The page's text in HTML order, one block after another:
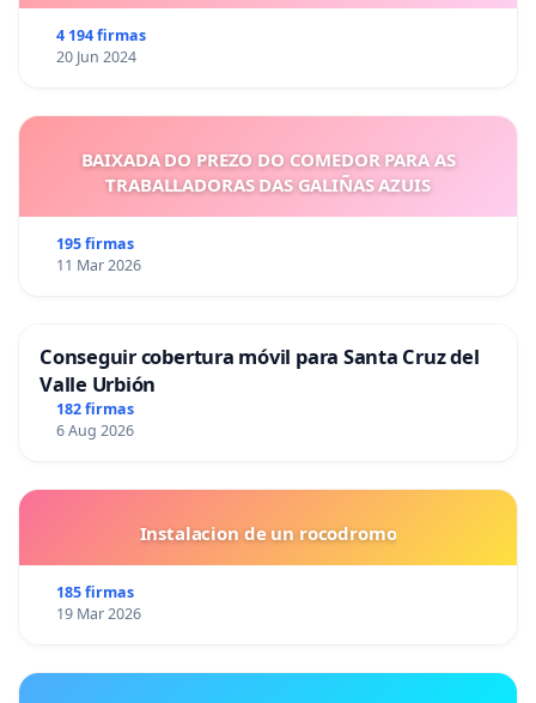
4 194 firmas
20 Jun 2024
BAIXADA DO PREZO DO COMEDOR PARA AS
TRABALLADORAS DAS GALIÑAS AZUIS
195 firmas
11 Mar 2026
Conseguir cobertura móvil para Santa Cruz del
Valle Urbión
182 firmas
6 Aug 2026
Instalacion de un rocodromo
185 firmas
19 Mar 2026